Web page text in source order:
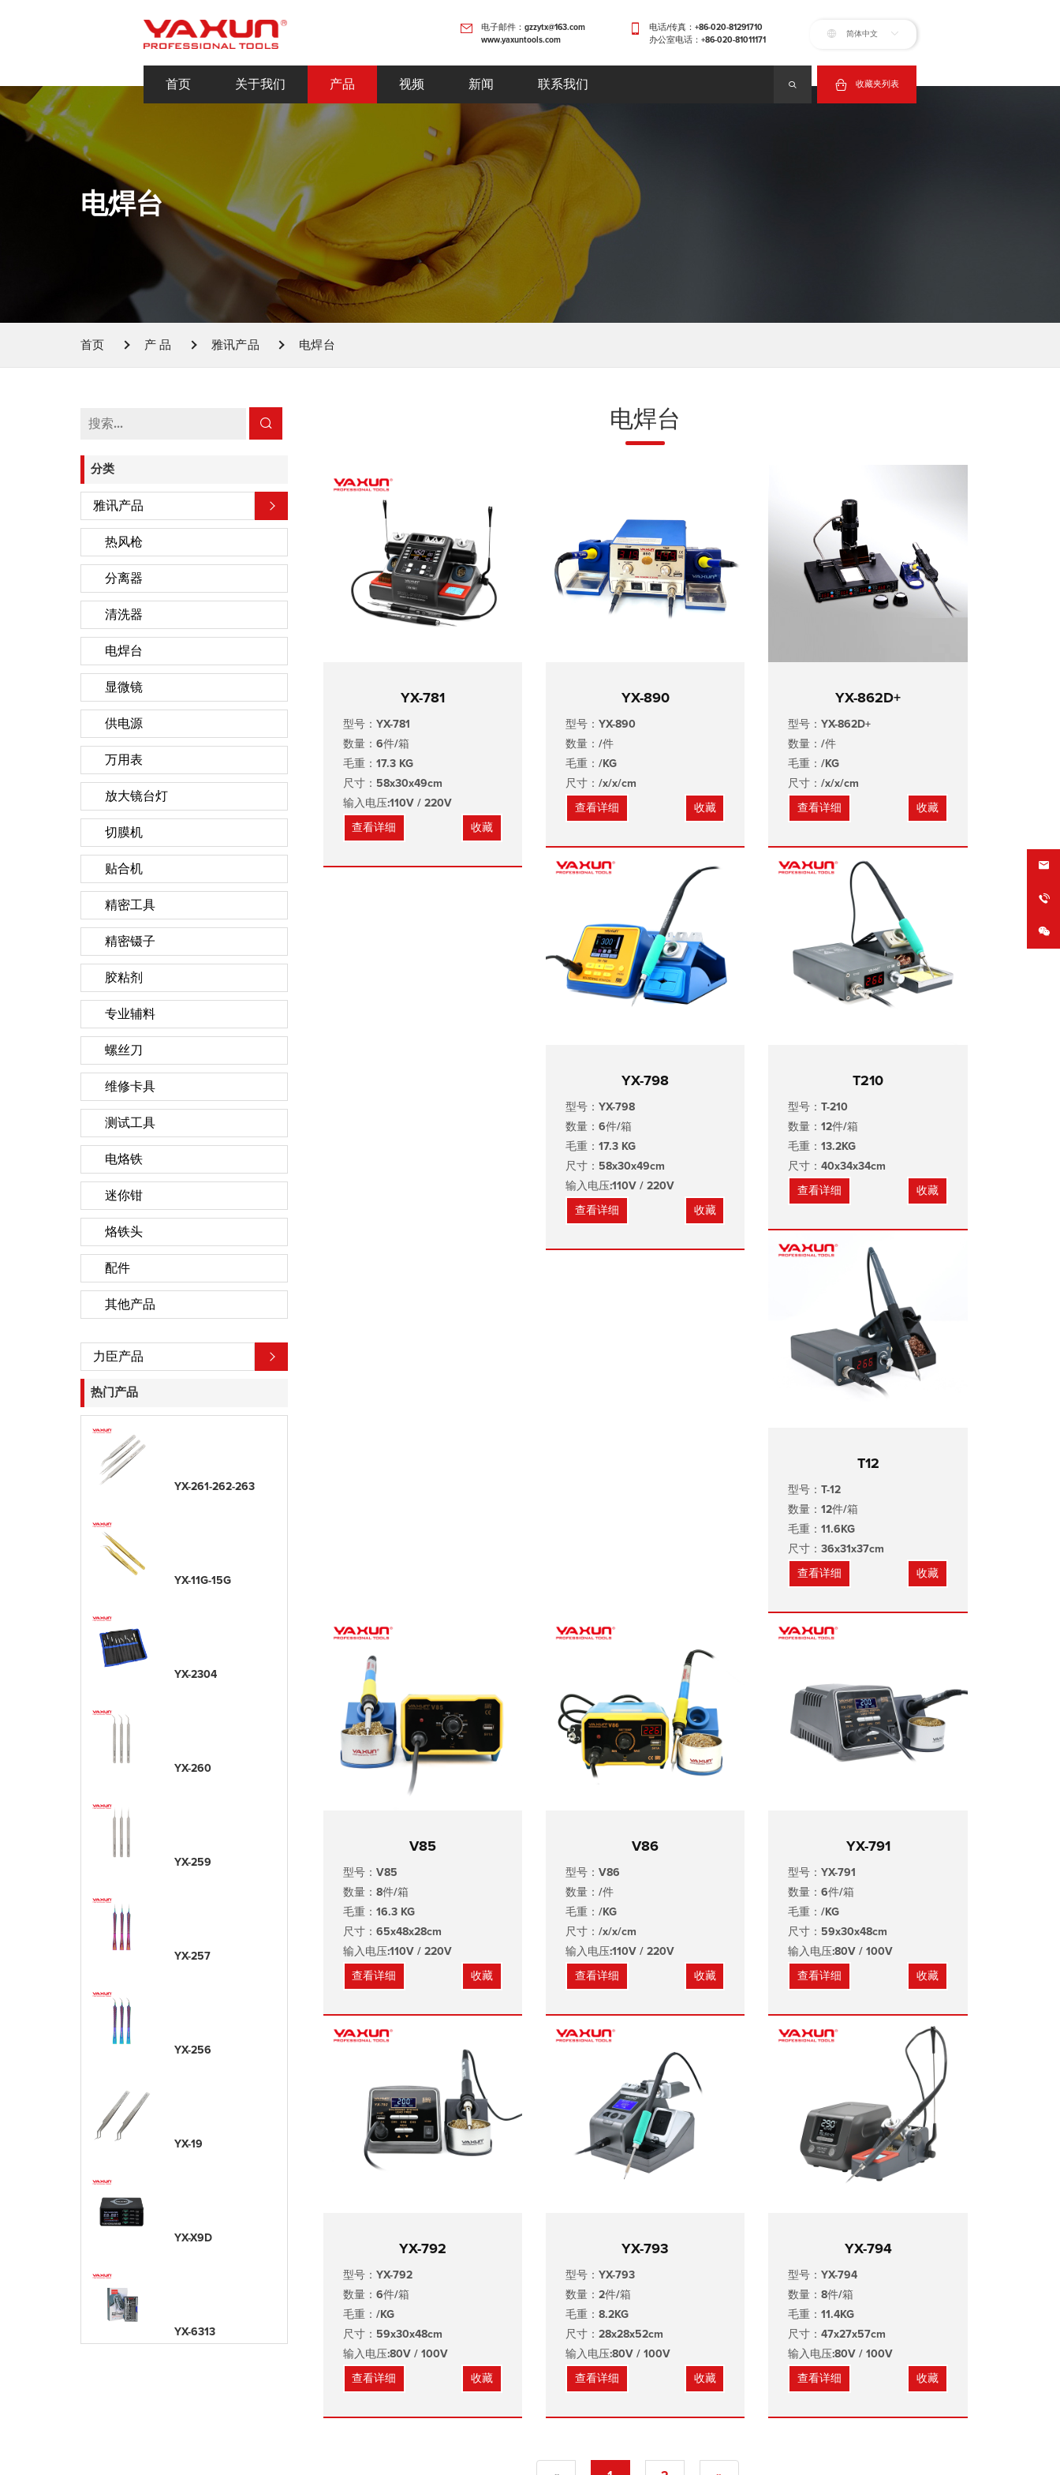
电子邮件：gzzytx@163.com
www.yaxuntools.com
电话/传真：+86-020-81291710
办公室电话：+86-020-81011171
简体中文
首页 关于我们 产品 视频 新闻 联系我们 收藏夹列表
电焊台
首页 产 品 雅讯产品 电焊台
分类
雅讯产品
热风枪
分离器
清洗器
电焊台
显微镜
供电源
万用表
放大镜台灯
切膜机
贴合机
精密工具
精密镊子
胶粘剂
专业辅料
螺丝刀
维修卡具
测试工具
电烙铁
迷你钳
烙铁头
配件
其他产品
力臣产品
热门产品
YX-261-262-263
YX-11G-15G
YX-2304
YX-260
YX-259
YX-257
YX-256
YX-19
YX-X9D
YX-6313
电焊台
YX-781
型号：YX-781
数量：6件/箱
毛重：17.3 KG
尺寸：58x30x49cm
输入电压:110V / 220V
查看详细 收藏
YX-890
型号：YX-890
数量：/件
毛重：/KG
尺寸：/x/x/cm
查看详细 收藏
YX-862D+
型号：YX-862D+
数量：/件
毛重：/KG
尺寸：/x/x/cm
查看详细 收藏
YX-798
型号：YX-798
数量：6件/箱
毛重：17.3 KG
尺寸：58x30x49cm
输入电压:110V / 220V
查看详细 收藏
T210
型号：T-210
数量：12件/箱
毛重：13.2KG
尺寸：40x34x34cm
查看详细 收藏
T12
型号：T-12
数量：12件/箱
毛重：11.6KG
尺寸：36x31x37cm
查看详细 收藏
V85
型号：V85
数量：8件/箱
毛重：16.3 KG
尺寸：65x48x28cm
输入电压:110V / 220V
查看详细 收藏
V86
型号：V86
数量：/件
毛重：/KG
尺寸：/x/x/cm
输入电压:110V / 220V
查看详细 收藏
YX-791
型号：YX-791
数量：6件/箱
毛重：/KG
尺寸：59x30x48cm
输入电压:80V / 100V
查看详细 收藏
YX-792
型号：YX-792
数量：6件/箱
毛重：/KG
尺寸：59x30x48cm
输入电压:80V / 100V
查看详细 收藏
YX-793
型号：YX-793
数量：2件/箱
毛重：8.2KG
尺寸：28x28x52cm
输入电压:80V / 100V
查看详细 收藏
YX-794
型号：YX-794
数量：8件/箱
毛重：11.4KG
尺寸：47x27x57cm
输入电压:80V / 100V
查看详细 收藏